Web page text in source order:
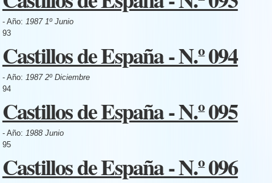
- Año: 1987 1º Junio
93
Castillos de España - N.º 094
- Año: 1987 2º Diciembre
94
Castillos de España - N.º 095
- Año: 1988 Junio
95
Castillos de España - N.º 096